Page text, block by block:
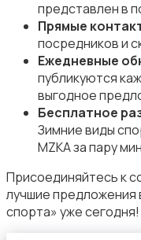
Туризм и отдых на
Теннис,
представлен в
Прямые
посредников и
Ежедневные
публикуются
выгодное
Бесплатное
Зимние виды
MZKA за пару
Присоединяйтесь к
лучшие предложения
спорта» уже сегодня!